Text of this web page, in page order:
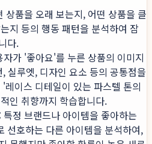
상품을 오래 보는지, 어떤 상품을 클
지 등의 행동 패턴을 분석하여 잠
다.
자가 '좋아요'를 누른 상품의 이미지
실루엣, 디자인 요소 등의 공통점을
레이스 디테일이 있는 파스텔 톤의
인 취향까지 학습합니다.
특정 브랜드나 아이템을 좋아하는
선호하는 다른 아이템을 분석하여,